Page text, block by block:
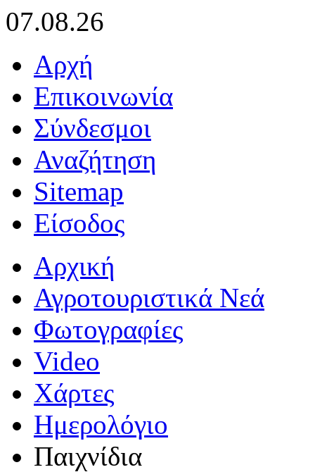
07.08.26
Αρχή
Επικοινωνία
Σύνδεσμοι
Αναζήτηση
Sitemap
Είσοδος
Αρχική
Αγροτουριστικά Νεά
Φωτογραφίες
Video
Χάρτες
Ημερολόγιο
Παιχνίδια